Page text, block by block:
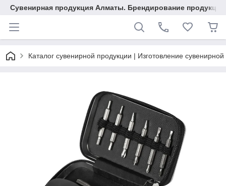
Сувенирная продукция Алматы. Брендирование
Каталог сувенирной продукции | Изготовление